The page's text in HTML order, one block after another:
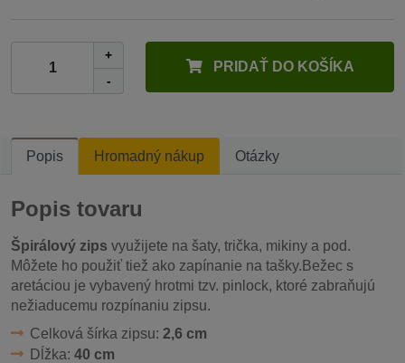
+
-
PRIDAŤ DO KOŠÍKA
Popis Hromadný nákup Otázky
Popis tovaru
Špirálový zips využijete na šaty, trička, mikiny a pod.
Môžete ho použiť tiež ako zapínanie na tašky.Bežec s
aretáciou je vybavený hrotmi tzv. pinlock, ktoré zabraňujú
nežiaducemu rozpínaniu zipsu.
Celková šírka zipsu: 2,6 cm
Dĺžka: 40 cm